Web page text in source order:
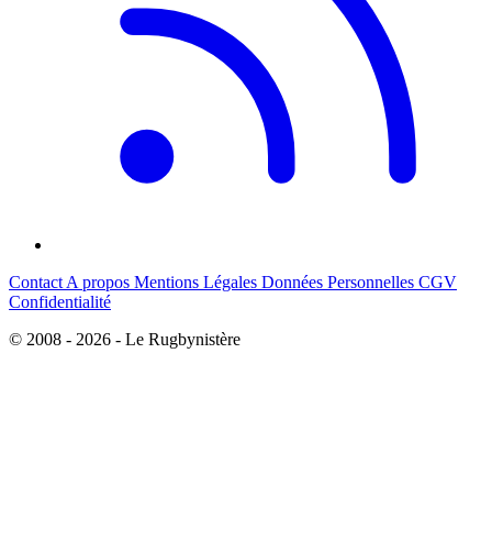
Contact A propos Mentions Légales Données Personnelles CGV
Confidentialité
© 2008 - 2026 - Le Rugbynistère